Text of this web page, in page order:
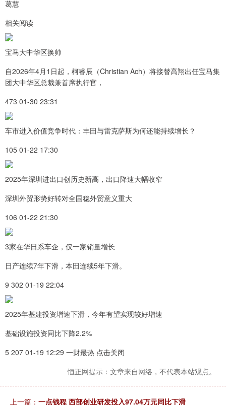
葛慧
相关阅读
宝马大中华区换帅
自2026年4月1日起，柯睿辰（Christian Ach）将接替高翔出任宝马集
团大中华区总裁兼首席执行官，
473 01-30 23:31
车市进入价值竞争时代：丰田与雷克萨斯为何还能持续增长？
105 01-22 17:30
2025年深圳进出口创历史新高，出口降速大幅收窄
深圳外贸形势好转对全国稳外贸意义重大
106 01-22 21:30
3家在华日系车企，仅一家销量增长
日产连续7年下滑，本田连续5年下滑。
9 302 01-19 22:04
2025年基建投资增速下滑，今年有望实现较好增速
基础设施投资同比下降2.2%
5 207 01-19 12:29 一财最热 点击关闭
恒正网提示：文章来自网络，不代表本站观点。
上一篇： 一点钱程 西部创业研发投入97.04万元同比下滑